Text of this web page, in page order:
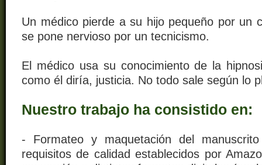
Un médico pierde a su hijo pequeño por un
se pone nervioso por un tecnicismo.
El médico usa su conocimiento de la
como él diría, justicia. No todo sale según lo
Nuestro trabajo ha consistido en:
- Formateo y maquetación del
requisitos de calidad establecidos por